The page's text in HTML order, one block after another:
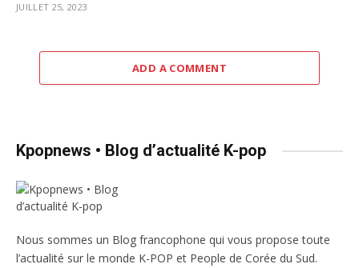
JUILLET 25, 2023
ADD A COMMENT
Kpopnews • Blog d’actualité K-pop
Nous sommes un Blog francophone qui vous propose toute
l’actualité sur le monde K-POP et People de Corée du Sud.